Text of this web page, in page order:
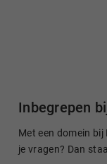
Inbegrepen
Met een domein
je vragen? Dan